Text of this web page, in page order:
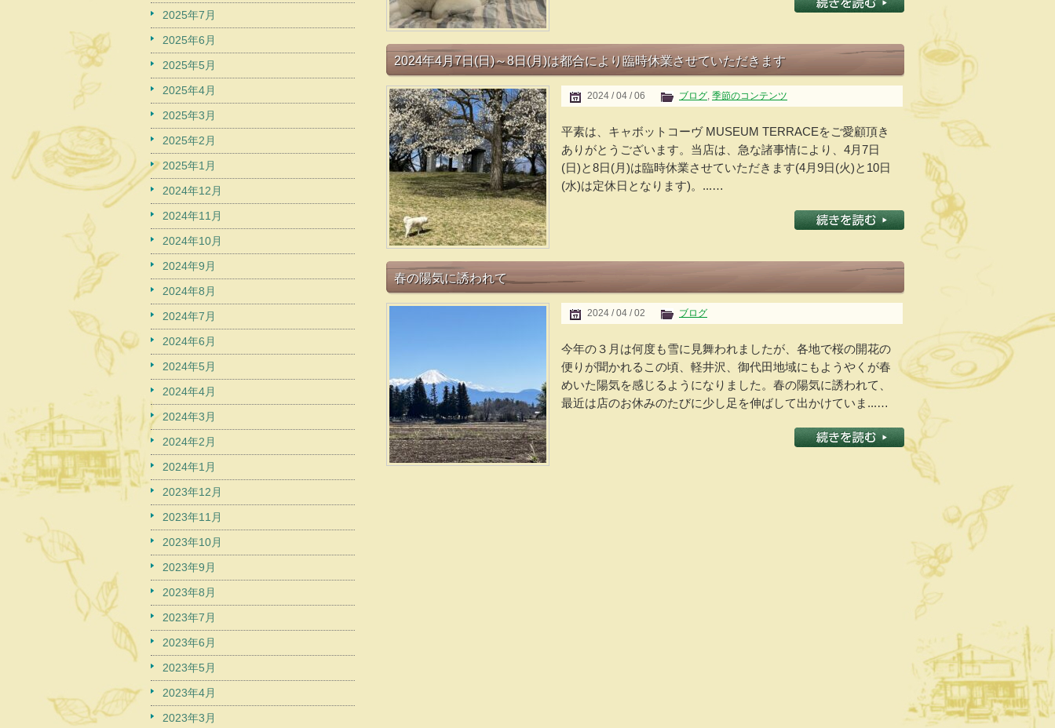
2024年4月7日(日)～8日(月)は都合により臨時休業させていただきます
2024 / 04 / 06 ブログ, 季節のコンテンツ
平素は、キャボットコーヴ MUSEUM TERRACEをご愛顧頂き
ありがとうございます。当店は、急な諸事情により、4月7日
(日)と8日(月)は臨時休業させていただきます(4月9日(火)と10日
(水)は定休日となります)。...…
春の陽気に誘われて
2024 / 04 / 02 ブログ
今年の３月は何度も雪に見舞われましたが、各地で桜の開花の
便りが聞かれるこの頃、軽井沢、御代田地域にもようやくが春
めいた陽気を感じるようになりました。春の陽気に誘われて、
最近は店のお休みのたびに少し足を伸ばして出かけていま...…
2025年7月
2025年6月
2025年5月
2025年4月
2025年3月
2025年2月
2025年1月
2024年12月
2024年11月
2024年10月
2024年9月
2024年8月
2024年7月
2024年6月
2024年5月
2024年4月
2024年3月
2024年2月
2024年1月
2023年12月
2023年11月
2023年10月
2023年9月
2023年8月
2023年7月
2023年6月
2023年5月
2023年4月
2023年3月